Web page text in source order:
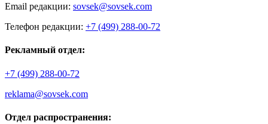
Email редакции: sovsek@sovsek.com
Телефон редакции: +7 (499) 288-00-72
Рекламный отдел:
+7 (499) 288-00-72
reklama@sovsek.com
Отдел распространения: